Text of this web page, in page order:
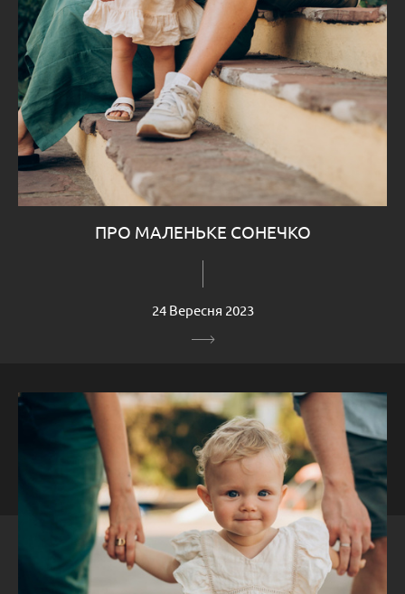
ПРО МАЛЕНЬКЕ СОНЕЧКО
24 Вересня 2023